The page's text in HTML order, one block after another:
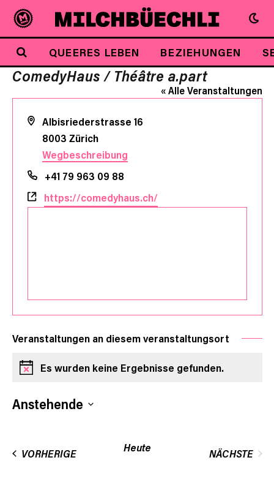
QUEERES LEBEN BEZIEHUNGEN
ComedyHaus / Théâtre a.part
« Alle Veranstaltungen
Adresse
Albisriederstrasse 16
8003 Zürich
Wegbeschreibung
Telefon+41 79 963 09 88
Webseite
https://comedyhaus.ch/
Veranstaltungen an diesem veranstaltungsort
HinweisEs wurden keine Ergebnisse gefunden.
Anstehende
VORHERIGEVERANSTALTUNGEN
Heute
NÄCHSTE